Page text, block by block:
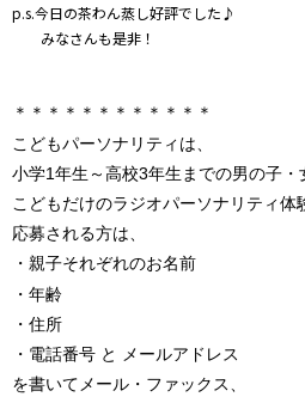
p.s.今日の茶わん蒸し好評でした♪
みなさんも是非！
＊＊＊＊＊＊＊＊＊＊＊＊
こどもパーソナリティは、
小学1年生～高校3年生までの男の子・
こどもだけのラジオパーソナリティ体
応募される方は、
・親子それぞれのお名前
・年齢
・住所
・電話番号 と メールアドレス
を書いてメール・ファックス、